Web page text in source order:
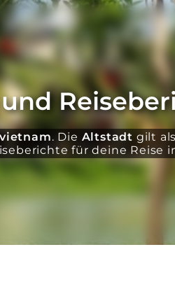
. Die Altstadt gilt
für deine Reise